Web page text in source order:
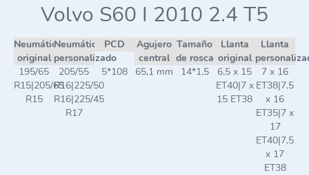
Volvo S60 I 2010 2.4 T5
Neumático
original
Neumático
personalizado
PCD
Agujero
central
Tamaño
de rosca
Llanta
original
Llanta
195/65
R15|205/65
R15
205/55
R16|225/50
R16|225/45
R17
5*108 65,1 mm 14*1,5
6,5 x 15
ET40|7 x
15 ET38
7 x 16
ET38|7,5
x 16
ET35|7 x
17
ET40|7,5
x 17
ET38